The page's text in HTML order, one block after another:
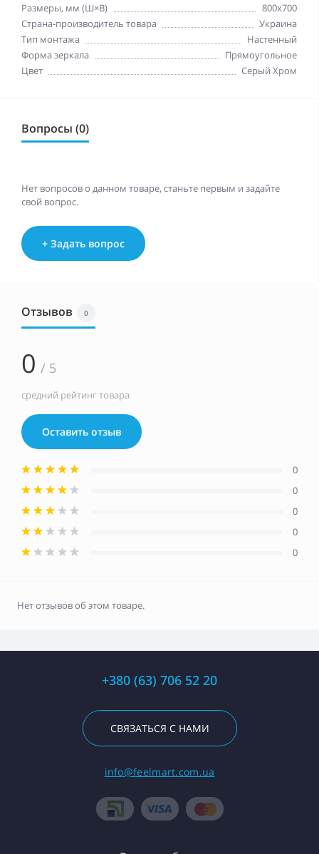
Размеры, мм (Ш×В)
800x700
Страна-производитель товара
Украина
Тип монтажа
Настенный
Форма зеркала
Прямоугольное
Цвет
Серый Хром
Вопросы (0)
Нет вопросов о данном товаре, станьте первым и задайте
свой вопрос.
+ Задать вопрос
Отзывов 0
0 / 5
средний рейтинг товара
Оставить отзыв
0
0
0
0
0
Нет отзывов об этом товаре.
+380 (63) 706 52 20
СВЯЗАТЬСЯ С НАМИ
info@feelmart.com.ua